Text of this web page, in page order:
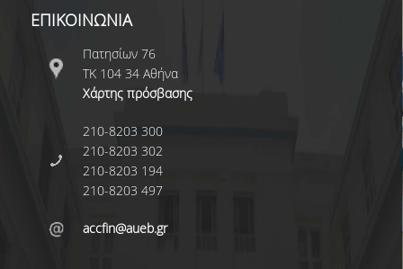
ΠΡΟΠΤΥΧΙΑΚΕΣ
ΟΔΗΓΟΣ ΣΠΟΥΔΩΝ
ΜΑΘΗΜΑΤΑ ΠΡΟΓΡΑΜΜΑΤΟΣ ΣΠΟΥΔΩΝ
ΑΚΑΔΗΜΑΪΚΟ ΗΜΕΡΟΛΟΓΙΟ
ΚΑΝΟΝΙΣΜΟΣ ΔΙΕΞΑΓΩΓΗΣ ΕΞΕΤΑΣΕΩΝ
ΕΠΙΚΟΙΝΩΝΙΑ
Πατησίων 76
ΤΚ 104 34 Αθήνα
Χάρτης πρόσβασης
210-8203 300
210-8203 302
210-8203 194
210-8203 497
accfin@aueb.gr